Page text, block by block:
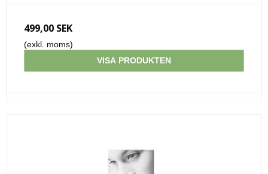
499,00 SEK
(exkl. moms)
VISA PRODUKTEN